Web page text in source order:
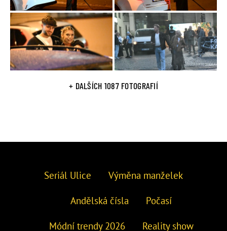
+ DALŠÍCH 1087 FOTOGRAFIÍ
Seriál Ulice Výměna manželek
Andělská čísla Počasí
Módní trendy 2026 Reality show